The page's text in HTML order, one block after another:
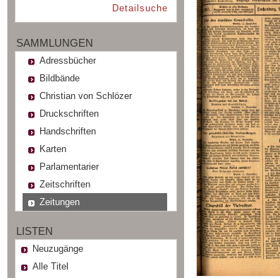
Detailsuche
SAMMLUNGEN
Adressbücher
Bildbände
Christian von Schlözer
Druckschriften
Handschriften
Karten
Parlamentarier
Zeitschriften
Zeitungen
LISTEN
Neuzugänge
Alle Titel